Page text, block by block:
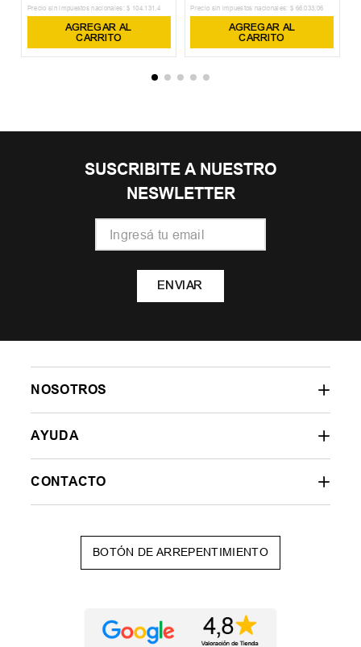
Precio sin impuestos nacionales: $ 104.131 ,4
AGREGAR AL
CARRITO
Precio sin impuestos nacionales: $ 66.033,06
AGREGAR AL
CARRITO
SUSCRIBITE A NUESTRO
NESWLETTER
ENVIAR
NOSOTROS
AYUDA
CONTACTO
BOTÓN DE ARREPENTIMIENTO